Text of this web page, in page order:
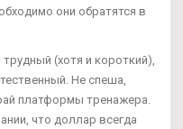
они обратятся в
(хотя и короткий),
Не спеша,
платформы тренажера.
что доллар всегда